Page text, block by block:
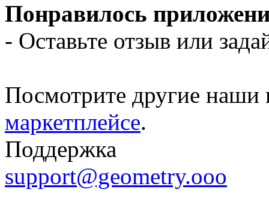
Понравилось
- Оставьте отзыв или
Посмотрите другие
маркетплейсе.
Поддержка
support@geometry.ooo